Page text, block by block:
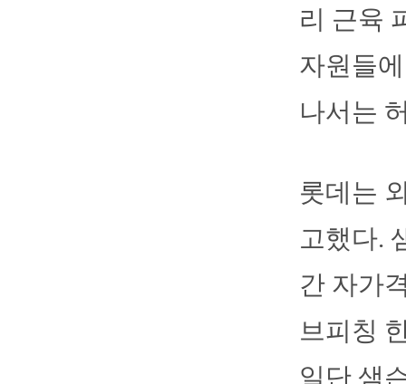
리 근육
자원들
나서는
롯데는
고했다.
간 자가
브피칭
일단 샘